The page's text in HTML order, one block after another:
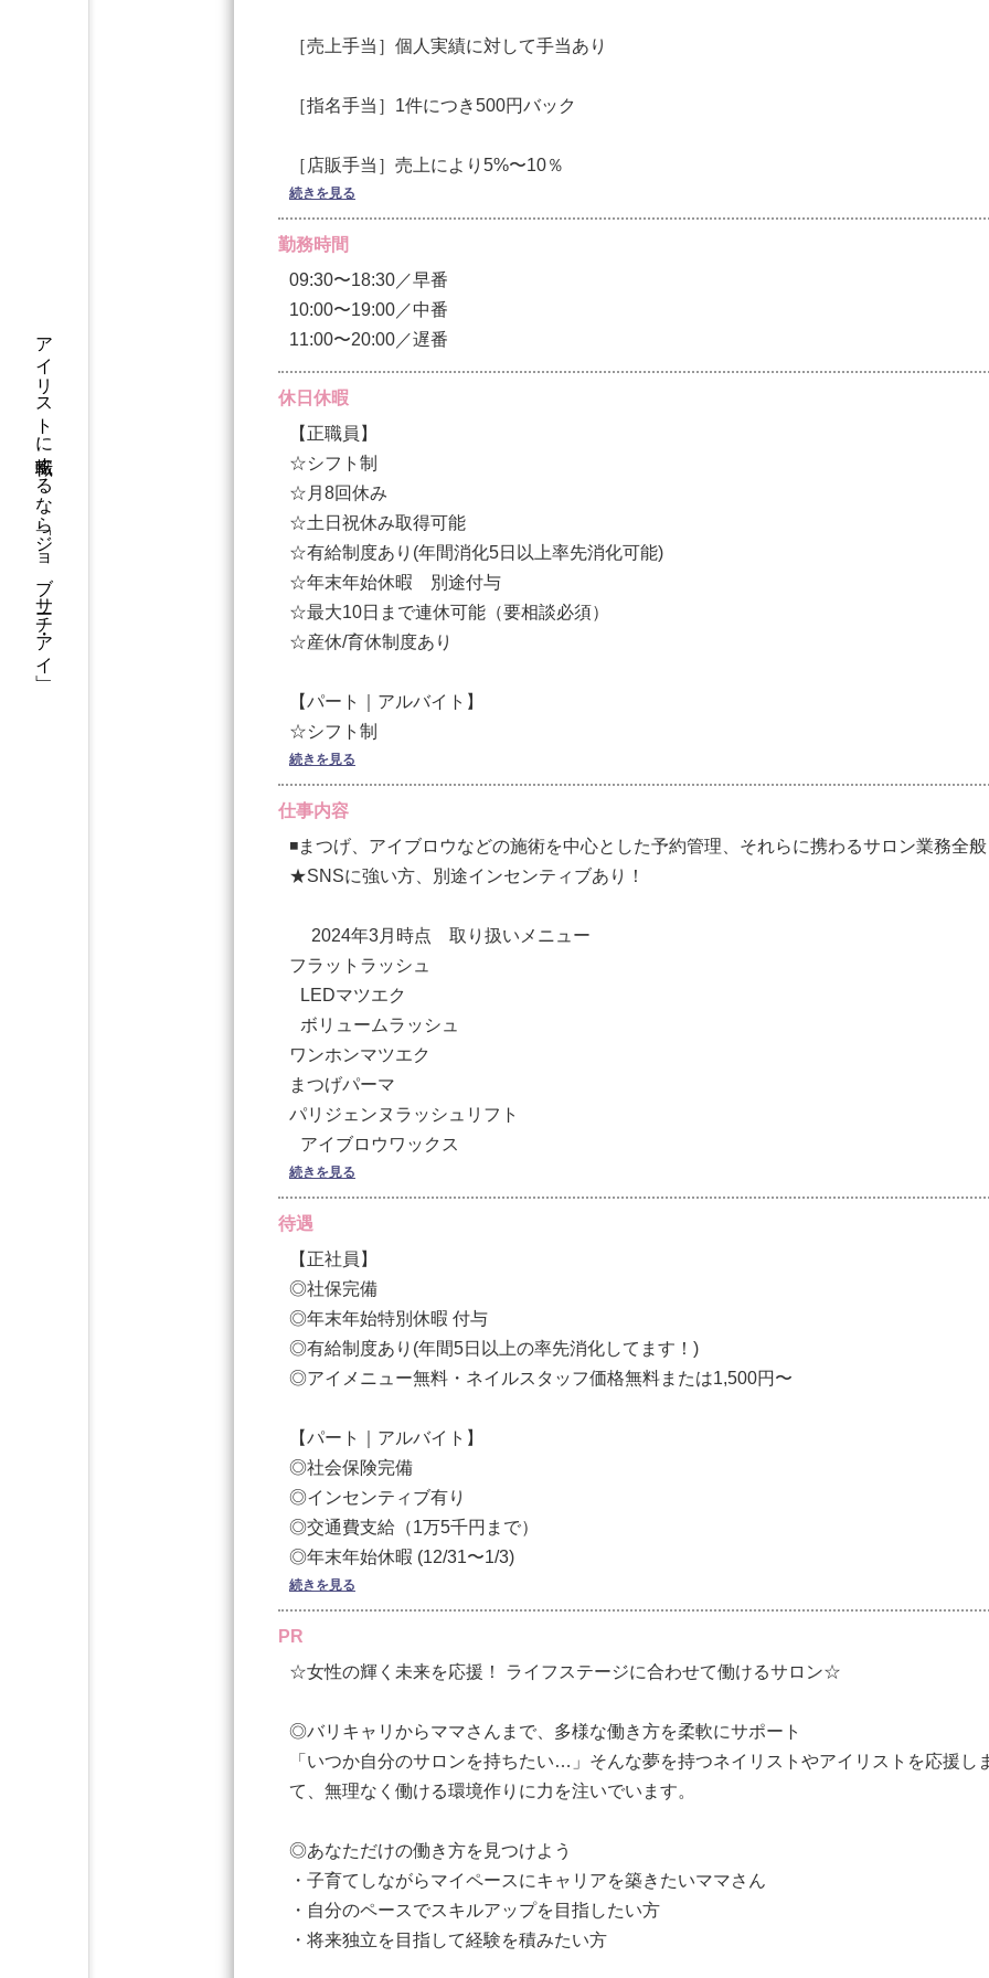
アイリストに転職するなら「ジョブサーチ・アイ」
［売上手当］個人実績に対して手当あり
［指名手当］1件につき500円バック
［店販手当］売上により5%〜10％
［交通費］最大15,000円まで（超過の場合は相談可能）
［インセンティブ］新規R率90％以上継続で最大20万円のボーナス！/フォロワー増加・
当社が取り扱う化粧品ブランドの販売により報酬あり
⬜︎役職経験者大歓迎！！
今までのキャリアを加味して基本給考慮します！今よりも多い給料をお望みの方はご相
＜試用期間あり＞ 1ヶ月 〜 12ヶ月 / 月給 205,000円 〜 220,000円
【パート｜アルバイト】
◆時給 1,300円〜1,500円
［時給］1,300円〜 ※試用期間あり
［指名手当］1件につき500円バック（リアル実績40件2万円）
［店販手当］売上により5%〜10％
［交通費］最大15,000円まで（超過する場合は相談可能）
［研修制度］技術講習、新メニュー導入講習などすべて勤務時間内で行います。
［試用期間］スキルにより期間は変動します。1ヶ月〜6ヶ月以内 時給1,064円〜1,100円
【役職経験者大歓迎！！】
過去のキャリア、実績を加味して基本給考慮します！今よりも多い給料をお望みの方は
【業務委託】
◆月給 24万円〜50万円
《パターンA》
⬜︎完全歩合制/自由シフト
技術売上
（例）900,000円以上60％〜
《パターンB》
⬜︎固定給＋売上手当＋有給あり
※試用期間あり
［指名手当］1件につき500円バック
［交通費］最大15,000円（超過の場合は相談可）
［インセンティブ］フォロワー増加・バズる投稿など、結果に応じて考慮 / 当社が取り
続きを見る
勤務時間
09:30〜18:30／早番
10:00〜19:00／中番
11:00〜20:00／遅番
休日休暇
【正職員】
☆シフト制
☆月8回休み
☆土日祝休み取得可能
☆有給制度あり(年間消化5日以上率先消化可能)
☆年末年始休暇 別途付与
☆最大10日まで連休可能（要相談必須）
☆産休/育休制度あり
【パート｜アルバイト】
☆シフト制
☆パートスタッフは勤務時間相談可能
☆土日祝休み取得可能
☆年末年始休暇 （12/31~1/3）
☆有給休制度あり（年5日以上の消化可能）
☆産休/育休制度あり
【業務委託】
☆月8日休み
☆シフト制
☆希望休相談可
☆土日祝休み取得可能
☆有給取得可能(年間5日以上の消化可能)
☆年末年始休暇(12/31〜1/4)
続きを見る
仕事内容
◾️まつげ、アイブロウなどの施術を中心とした予約管理、それらに携わるサロン業務全般
★SNSに強い方、別途インセンティブあり！
2024年3月時点 取り扱いメニュー
フラットラッシュ
LEDマツエク
ボリュームラッシュ
ワンホンマツエク
まつげパーマ
パリジェンヌラッシュリフト
アイブロウワックス
ブロウラミネーション
フェイスワックス
続きを見る
待遇
【正社員】
◎社保完備
◎年末年始特別休暇 付与
◎有給制度あり(年間5日以上の率先消化してます！)
◎アイメニュー無料・ネイルスタッフ価格無料または1,500円〜
【パート｜アルバイト】
◎社会保険完備
◎インセンティブ有り
◎交通費支給（1万5千円まで）
◎年末年始休暇 (12/31〜1/3)
◎有給休制度あり(年5日以上の消化可能)
◎産休/育休手当
【業務委託】
◎有給制度あり(年間5日以上の消化可能)
◎Wワーク・副業は別業種に限る
続きを見る
PR
☆女性の輝く未来を応援！ ライフステージに合わせて働けるサロン☆
◎バリキャリからママさんまで、多様な働き方を柔軟にサポート
「いつか自分のサロンを持ちたい…」そんな夢を持つネイリストやアイリストを応援し
て、無理なく働ける環境作りに力を注いでいます。
◎あなただけの働き方を見つけよう
・子育てしながらマイペースにキャリアを築きたいママさん
・自分のペースでスキルアップを目指したい方
・将来独立を目指して経験を積みたい方